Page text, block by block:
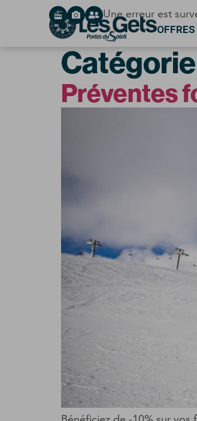
Une erreur est
OFFRES
Préventes
Panneau de gestion des cookies